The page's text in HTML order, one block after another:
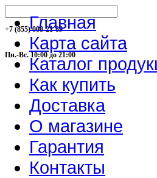
+7 (855) 008-21-89
Пн.-Вс. 10:00 до 21:00
Главная
Карта сайта
Каталог
Как купить
Доставка
О магазине
Гарантия
Контакты